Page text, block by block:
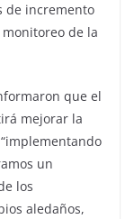
de incremento
de la
que el
mejorar la
un
los
aledaños,